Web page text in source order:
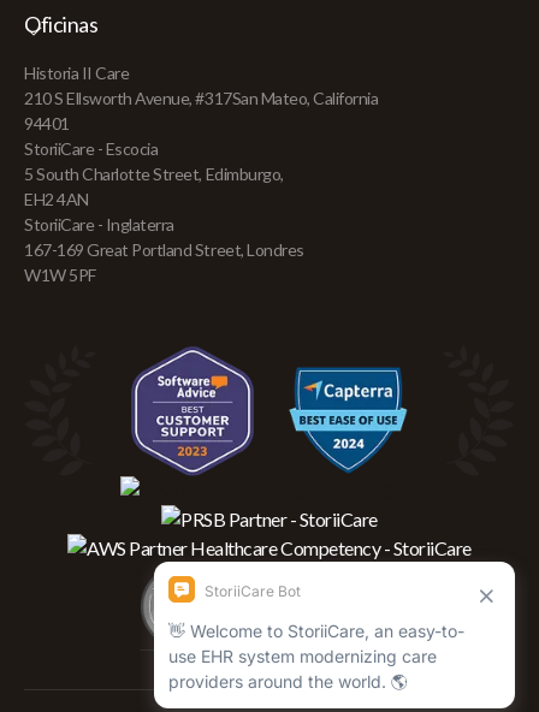
Oficinas
Historia II Care
210 S Ellsworth Avenue, #317San Mateo, California
94401
StoriiCare - Escocia
5 South Charlotte Street, Edimburgo,
EH2 4AN
StoriiCare - Inglaterra
167-169 Great Portland Street, Londres
W1W 5PF